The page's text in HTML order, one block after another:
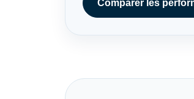
Comparer les